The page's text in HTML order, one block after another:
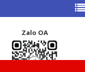
Zalo OA